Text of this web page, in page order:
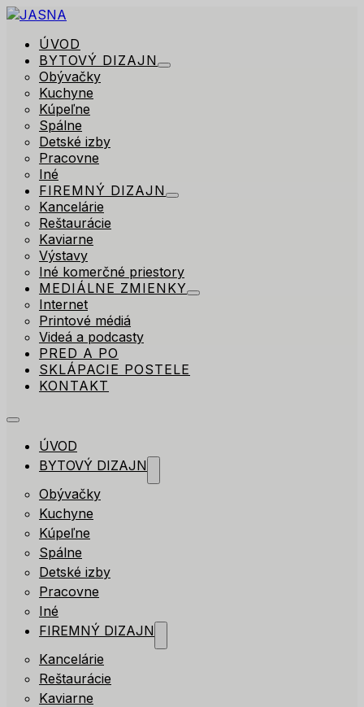
ÚVOD
BYTOVÝ DIZAJN
Obývačky
Kuchyne
Kúpeľne
Spálne
Detské izby
Pracovne
Iné
FIREMNÝ DIZAJN
Kancelárie
Reštaurácie
Kaviarne
Výstavy
Iné komerčné priestory
MEDIÁLNE ZMIENKY
Internet
Printové médiá
Videá a podcasty
PRED A PO
SKLÁPACIE POSTELE
KONTAKT
ÚVOD
BYTOVÝ DIZAJN
Obývačky
Kuchyne
Kúpeľne
Spálne
Detské izby
Pracovne
Iné
FIREMNÝ DIZAJN
Kancelárie
Reštaurácie
Kaviarne